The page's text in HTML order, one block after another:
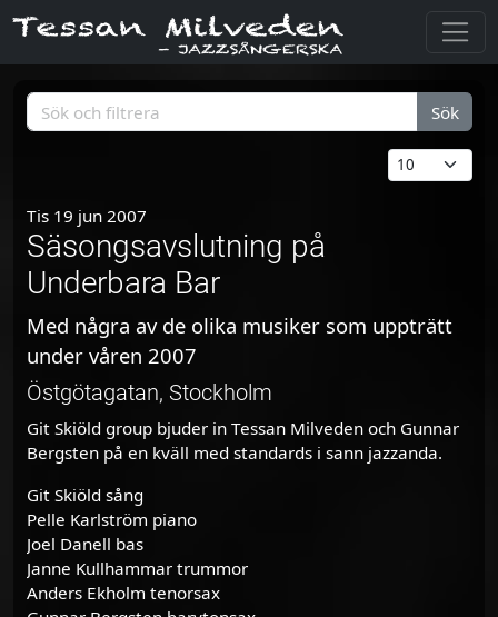
Sök
Tis 19 jun 2007
Säsongsavslutning på
Underbara Bar
Med några av de olika musiker som uppträtt
under våren 2007
Östgötagatan, Stockholm
Git Skiöld group bjuder in Tessan Milveden och Gunnar
Bergsten på en kväll med standards i sann jazzanda.
Git Skiöld sång
Pelle Karlström piano
Joel Danell bas
Janne Kullhammar trummor
Anders Ekholm tenorsax